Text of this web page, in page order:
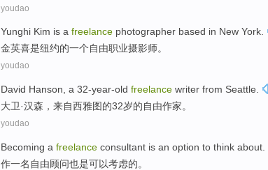
youdao
Yunghi Kim is a freelance photographer based in New York.
金英喜是纽约的一个自由职业摄影师。
youdao
David Hanson , a 32-year-old freelance writer from Seattle
大卫·汉森 ， 来自西雅图的32岁的自由作家。
youdao
Becoming a freelance consultant is an option to think about
作一名自由顾问也是可以考虑的。